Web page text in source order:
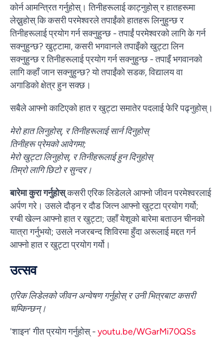
कोर्न आमन्त्रित गर्नुहोस्। तिनीहरूलाई काट्नुहोस् र हातहरूमा
लेख्नुहोस् कि कसरी परमेश्वरले तपाईंको हातहरू लिनुहुन्छ र
तिनीहरूलाई प्रयोग गर्न सक्नुहुन्छ - तपाईं परमेश्वरको लागि के गर्न
सक्नुहुन्छ? खुट्टामा, कसरी भगवानले तपाइँको खुट्टा लिन
सक्नुहुन्छ र तिनीहरूलाई प्रयोग गर्न सक्नुहुन्छ - तपाइँ भगवानको
लागि कहाँ जान सक्नुहुन्छ? यो तपाईंको सडक, विद्यालय वा
अगाडिको क्षेत्र हुन सक्छ।
सबैले आफ्नो काटिएको हात र खुट्टा समातेर पदलाई फेरि पढ्नुहोस्।
मेरो हात लिनुहोस्, र तिनीहरूलाई सार्न दिनुहोस्
तिनीहरू प्रेमको आवेगमा;
मेरो खुट्टा लिनुहोस्, र तिनीहरूलाई हुन दिनुहोस्
तिम्रो लागि छिटो र सुन्दर।
बारेमा कुरा गर्नुहोस्कसरी एरिक लिडेलले आफ्नो जीवन परमेश्वरलाई
अर्पण गरे। उसले दौड्न र दौड जित्न आफ्नो खुट्टा प्रयोग गर्यो;
रग्बी खेल्न आफ्नो हात र खुट्टा; उहाँ येशूको बारेमा बताउन चीनको
यात्रा गर्नुभयो; उसले नजरबन्द शिविरमा हुँदा अरूलाई मद्दत गर्न
आफ्नो हात र खुट्टा प्रयोग गर्यो।
उत्सव
एरिक लिडेलको जीवन अन्वेषण गर्नुहोस् र उनी भित्रबाट कसरी
चम्किन्छन्।
'शाइन' गीत प्रयोग गर्नुहोस् -youtu.be/WGarMi70QSs